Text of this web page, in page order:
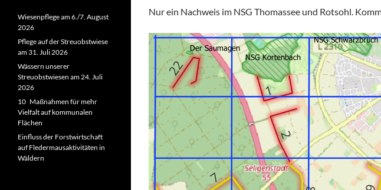
Nur ein Nachweis im NSG Thomassee und Rotsohl.
Wiesenpflege am 6./7. August
2026
Pflege auf der Streuobstwiese
am 31. Juli 2026
Wässern unserer
Streuobstwiesen am 24. Juli
2026
10 Maßnahmen für mehr
Vielfalt auf kommunalen
Flächen
Einfluss der Forstwirtschaft
auf Fledermausaktivitäten in
Wäldern